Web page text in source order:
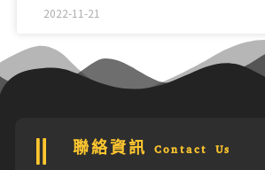
2022-11-21
聯絡資訊 Contact Us